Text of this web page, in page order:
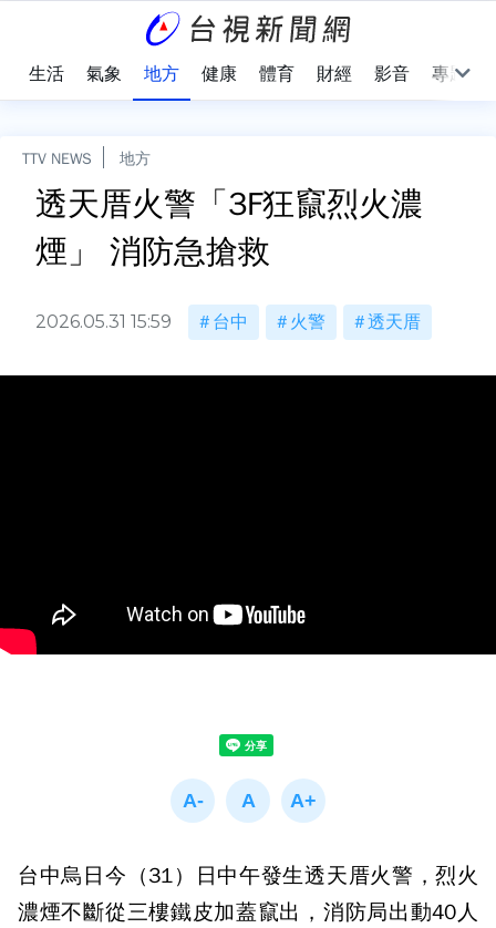
生活 氣象 地方 健康 體育 財經 影音 專題
TTV NEWS 地方
透天厝火警「3F狂竄烈火濃
煙」 消防急搶救
2026.05.31 15:59 台中 火警 透天厝
台中烏日今（31）日中午發生透天厝火警，烈火
濃煙不斷從三樓鐵皮加蓋竄出，消防局出動40人